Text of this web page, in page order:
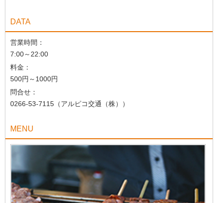
DATA
営業時間：
7:00～22:00
料金：
500円～1000円
問合せ：
0266-53-7115（アルピコ交通（株））
MENU